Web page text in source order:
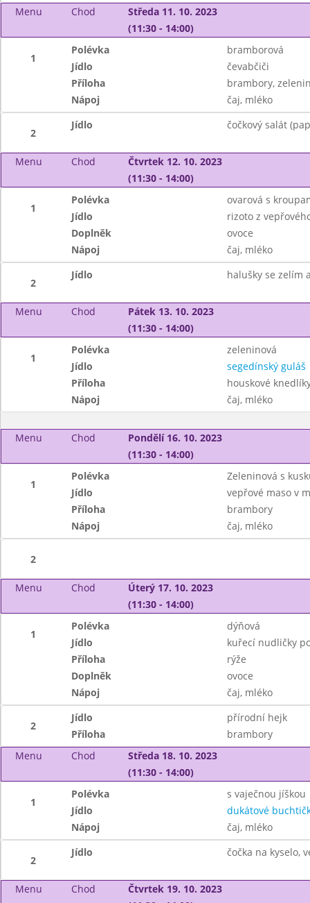
Menu Chod
Středa 11. 10. 2023
(11:30 - 14:00)
1
Polévka
bramborová
Jídlo
čevabčiči
Příloha
brambory,
Nápoj
čaj, mléko
2
Jídlo čočkový salát
Menu Chod
Čtvrtek 12. 10. 2023
(11:30 - 14:00)
1
Polévka
ovarová s
Jídlo
rizoto z
Doplněk
ovoce
Nápoj
čaj, mléko
2
Jídlo halušky se zelím
Menu Chod
Pátek 13. 10. 2023
(11:30 - 14:00)
1
Polévka
zeleninová
Jídlo
segedínský guláš
Příloha
houskové
Nápoj
čaj, mléko
Menu Chod
Pondělí 16. 10. 2023
(11:30 - 14:00)
1
Polévka
Zeleninová s
Jídlo
vepřové maso v
Příloha
brambory
Nápoj
čaj, mléko
2
Menu Chod
Úterý 17. 10. 2023
(11:30 - 14:00)
1
Polévka
dýňová
Jídlo
kuřecí nudličky
Příloha
rýže
Doplněk
ovoce
Nápoj
čaj, mléko
2
Jídlo
přírodní hejk
Příloha
brambory
Menu
Chod
Středa 18. 10. 2023
(11:30 - 14:00)
1
Polévka
s vaječnou jíškou
Jídlo
dukátové
Nápoj
čaj, mléko
2
Jídlo čočka na kyselo,
Menu Chod
Čtvrtek 19. 10. 2023